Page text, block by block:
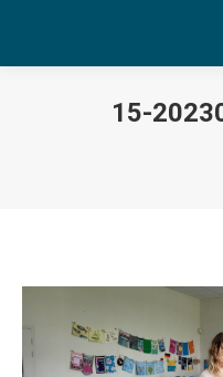
15-